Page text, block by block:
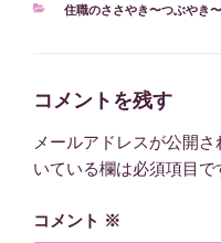
カ
住職のささやき〜つぶやき
コメントを残す
メールアドレスが公開さ
いている欄は必須項目で
コメント ※